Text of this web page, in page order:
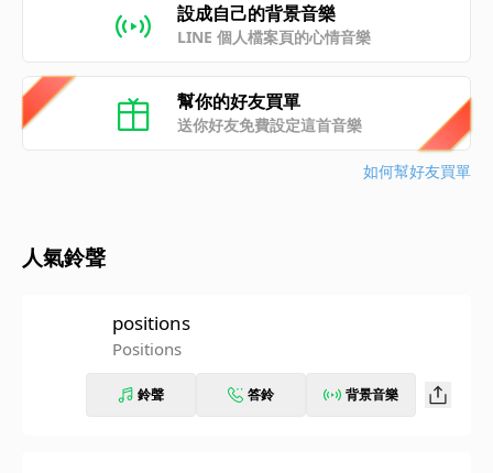
設成自己的背景音樂
LINE 個人檔案頁的心情音樂
幫你的好友買單
送你好友免費設定這首音樂
如何幫好友買單
人氣鈴聲
positions
Positions
鈴聲 答鈴 背景音樂